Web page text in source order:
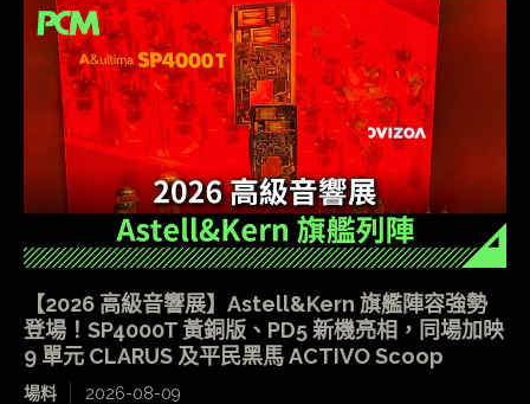
【2026 高級音響展】Astell&Kern 旗艦陣容強勢
登場！SP4000T 黃銅版、PD5 新機亮相，同場加映
9 單元 CLARUS 及平民黑馬 ACTIVO Scoop
場料 2026-08-09